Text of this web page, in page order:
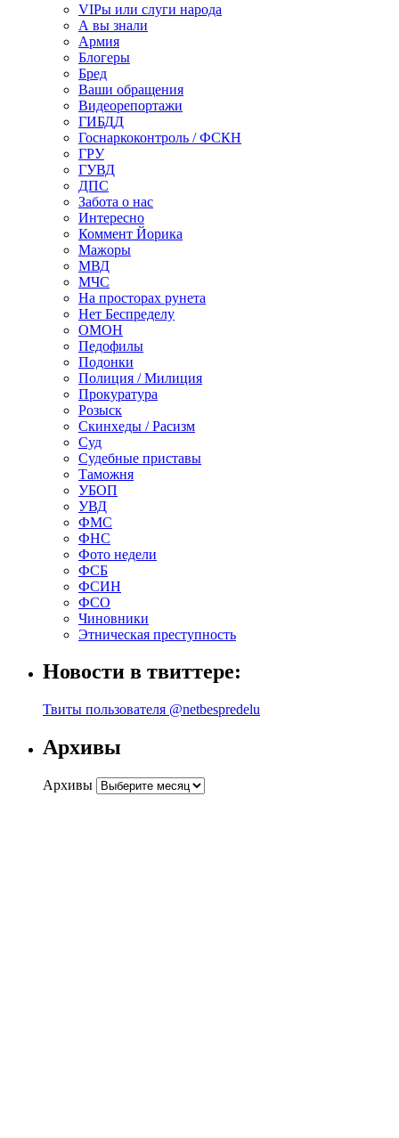
VIPы или слуги народа
А вы знали
Армия
Блогеры
Бред
Ваши обращения
Видеорепортажи
ГИБДД
Госнаркоконтроль / ФСКН
ГРУ
ГУВД
ДПС
Забота о нас
Интересно
Коммент Йорика
Мажоры
МВД
МЧС
На просторах рунета
Нет Беспределу
ОМОН
Педофилы
Подонки
Полиция / Милиция
Прокуратура
Розыск
Скинхеды / Расизм
Суд
Судебные приставы
Таможня
УБОП
УВД
ФМС
ФНС
Фото недели
ФСБ
ФСИН
ФСО
Чиновники
Этническая преступность
Новости в твиттере:
Твиты пользователя @netbespredelu
Архивы
Архивы